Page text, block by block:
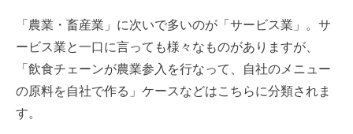
「農業・畜産業」に次いで多いのが「サービス業」。サ
ービス業と一口に言っても様々なものがありますが、
「飲食チェーンが農業参入を行なって、自社のメニュー
の原料を自社で作る」ケースなどはこちらに分類されま
す。